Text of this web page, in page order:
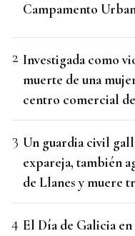
Campamento
Investigada como
muerte de una
centro comercial
Un guardia civil
expareja, también
de Llanes y muere
El Día de Galicia